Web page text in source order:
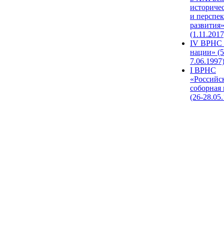
и
развития»
IV ВРНС
нации»
7.06.1997)
I ВРНС
(26-